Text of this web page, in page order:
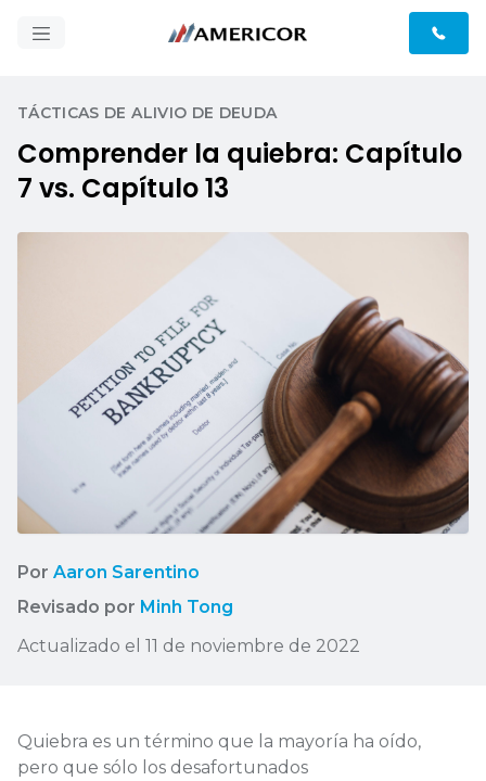
TÁCTICAS DE ALIVIO DE DEUDA
Comprender la quiebra: Capítulo
7 vs. Capítulo 13
Por Aaron Sarentino
Revisado por Minh Tong
Actualizado el 11 de noviembre de 2022
Quiebra es un término que la mayoría ha oído,
pero que sólo los desafortunados